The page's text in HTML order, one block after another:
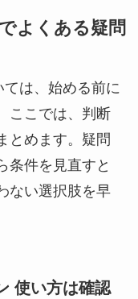
よくある疑問
は、始める前に
ここでは、判断
とめます。疑問
条件を見直すと
ない選択肢を早
使い方は確認